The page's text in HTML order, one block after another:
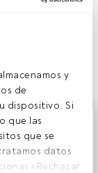
y
de
dispositivo. Si
que las
que se
datos
«Rechazar
registrados
desde el
a
que ofrece